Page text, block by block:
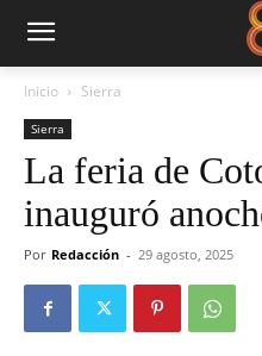
Inicio Sierra
Sierra
La feria de
inauguró
Por Redacción - 29 agosto, 2025